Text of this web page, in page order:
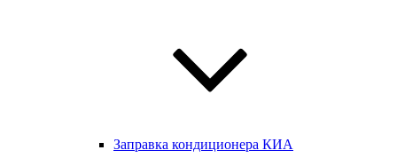
Заправка кондиционера КИА